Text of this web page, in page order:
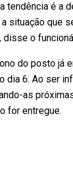
tendência é a
situação que
disse o
do posto já
dia 6. Ao ser
as
for entregue.